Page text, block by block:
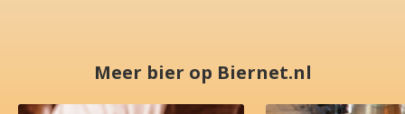
Meer bier op Biernet.nl